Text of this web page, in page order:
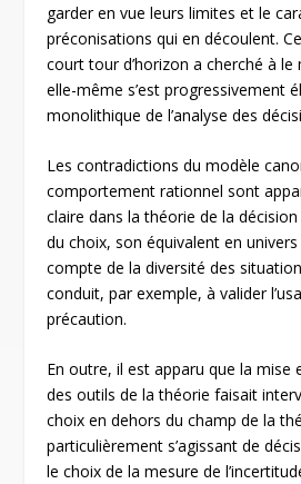
garder en vue leurs limites et le
préconisations qui en découlent.
court tour d’horizon a cherché à
elle-même s’est progressivement
monolithique de l’analyse des
Les contradictions du modèle
comportement rationnel sont
claire dans la théorie de la
du choix, son équivalent en
compte de la diversité des
conduit, par exemple, à valider
précaution.
En outre, il est apparu que la
des outils de la théorie faisait
choix en dehors du champ de la
particulièrement s’agissant de
le choix de la mesure de